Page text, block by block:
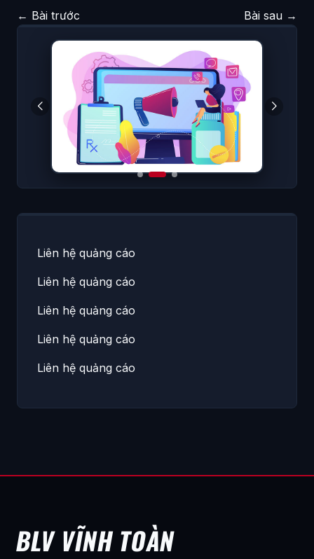
← Bài trước Bài sau →
Liên hệ quảng cáo
Liên hệ quảng cáo
Liên hệ quảng cáo
Liên hệ quảng cáo
Liên hệ quảng cáo
BLV VĨNH TOÀN